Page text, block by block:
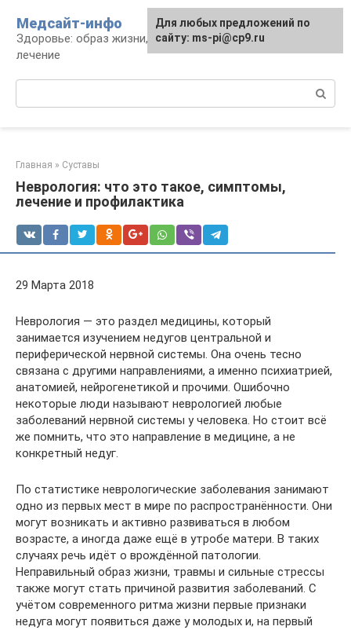
контенту
Медсайт-инфо
Здоровье: образ жизни, профилактика и
лечение
Главная » Суставы
Неврология: что это такое, симптомы,
лечение и профилактика
29 Марта 2018
Неврология — это раздел медицины, который
занимается изучением недугов центральной и
периферической нервной системы. Она очень тесно
связана с другими направлениями, а именно психиатрией,
анатомией, нейрогенетикой и прочими. Ошибочно
некоторые люди называют неврологией любые
заболеваний нервной системы у человека. Но стоит всё
же помнить, что это направление в медицине, а не
конкретный недуг.
По статистике неврологические заболевания занимают
одно из первых мест в мире по распространённости. Они
могут возникать и активно развиваться в любом
возрасте, а иногда даже ещё в утробе матери. В таких
случаях речь идёт о врождённой патологии.
Неправильный образ жизни, травмы и сильные стрессы
также могут стать причиной развития заболеваний. С
учётом современного ритма жизни первые признаки
недуга могут появиться даже у молодых и, на первый
Для любых предложений по
сайту: ms-pi@cp9.ru